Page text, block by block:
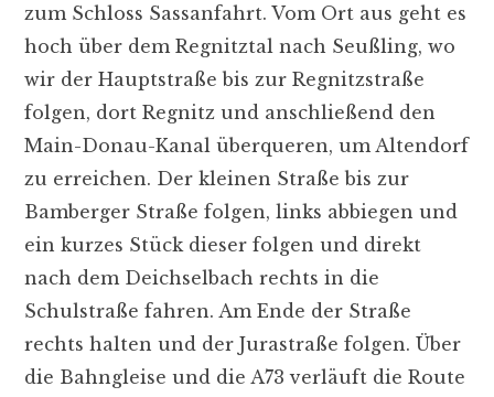
zum Schloss Sassanfahrt. Vom Ort aus geht es
hoch über dem Regnitztal nach Seußling, wo
wir der Hauptstraße bis zur Regnitzstraße
folgen, dort Regnitz und anschließend den
Main-Donau-Kanal überqueren, um Altendorf
zu erreichen. Der kleinen Straße bis zur
Bamberger Straße folgen, links abbiegen und
ein kurzes Stück dieser folgen und direkt
nach dem Deichselbach rechts in die
Schulstraße fahren. Am Ende der Straße
rechts halten und der Jurastraße folgen. Über
die Bahngleise und die A73 verläuft die Route